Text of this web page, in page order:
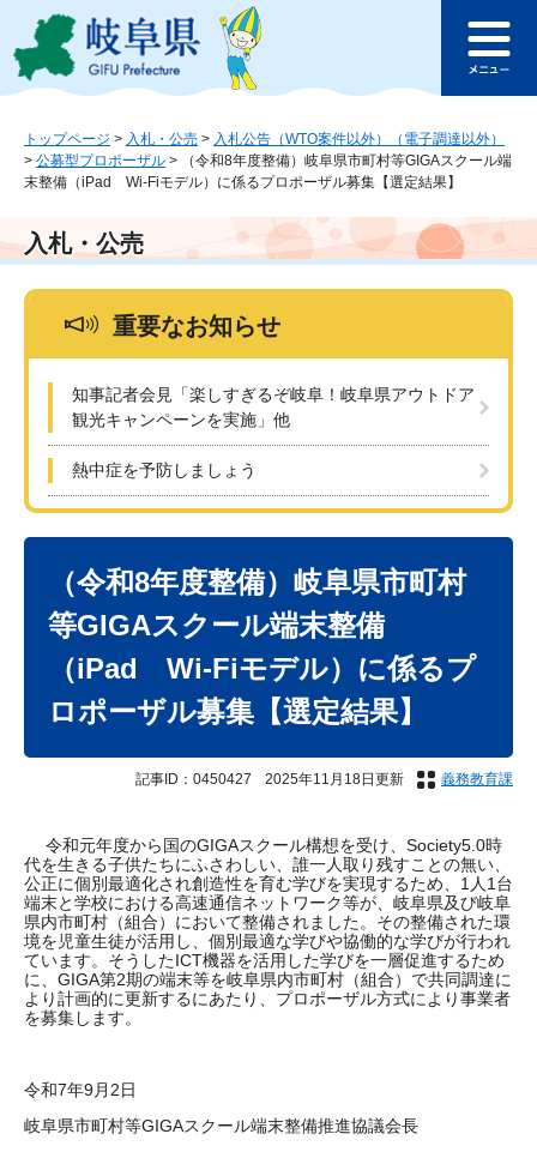
ジ
ュ
本
文
このページの本文へ
ュ
トップページ > 入札・公売 > 入札公告（WTO案件以外）（電子調達以外）
> 公募型プロポーザル >
（令和8年度整備）岐阜県市町村等GIGAスクール端
末整備（iPad Wi-Fiモデル）に係るプロポーザル募集【選定結果】
入札・公売
重要なお知らせ
知事記者会見「楽しすぎるぞ岐阜！岐阜県アウトドア
観光キャンペーンを実施」他
熱中症を予防しましょう
（令和8年度整備）岐阜県市町村
等GIGAスクール端末整備
（iPad Wi-Fiモデル）に係るプ
ロポーザル募集【選定結果】
記事ID：0450427 2025年11月18日更新 義務教育課
令和元年度から国のGIGAスクール構想を受け、Society5.0時
代を生きる子供たちにふさわしい、誰一人取り残すことの無い、
公正に個別最適化され創造性を育む学びを実現するため、1人1台
端末と学校における高速通信ネットワーク等が、岐阜県及び岐阜
県内市町村（組合）において整備されました。その整備された環
境を児童生徒が活用し、個別最適な学びや協働的な学びが行われ
ています。そうしたICT機器を活用した学びを一層促進するため
に、GIGA第2期の端末等を岐阜県内市町村（組合）で共同調達に
より計画的に更新するにあたり、プロポーザル方式により事業者
を募集します。
令和7年9月2日
岐阜県市町村等GIGAスクール端末整備推進協議会長